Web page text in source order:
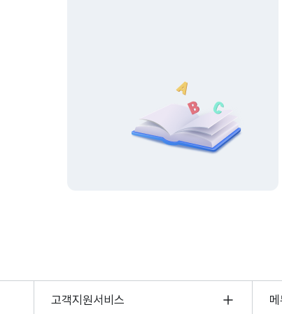
고객지원서비스